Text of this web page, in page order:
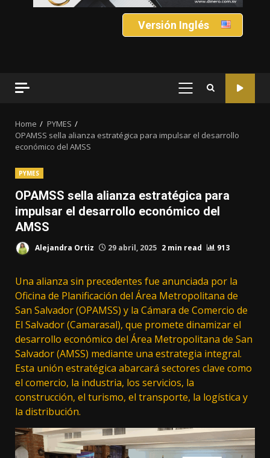
Versión Inglés
PRIMARY
Home
PYMES
OPAMSS sella alianza estratégica para impulsar el desarrollo
económico del AMSS
PYMES
OPAMSS sella alianza estratégica para
impulsar el desarrollo económico del
AMSS
Alejandra Ortiz 29 abril, 2025 2 min read 913
Una alianza sin precedentes fue anunciada por la
Oficina de Planificación del Área Metropolitana de
San Salvador (OPAMSS) y la Cámara de Comercio de
El Salvador (Camarasal), que promete dinamizar el
desarrollo económico del Área Metropolitana de San
Salvador (AMSS) mediante una estrategia integral.
Esta unión estratégica abarcará sectores clave como
el comercio, la industria, los servicios, la
construcción, el turismo, el transporte, la logística y
la distribución.